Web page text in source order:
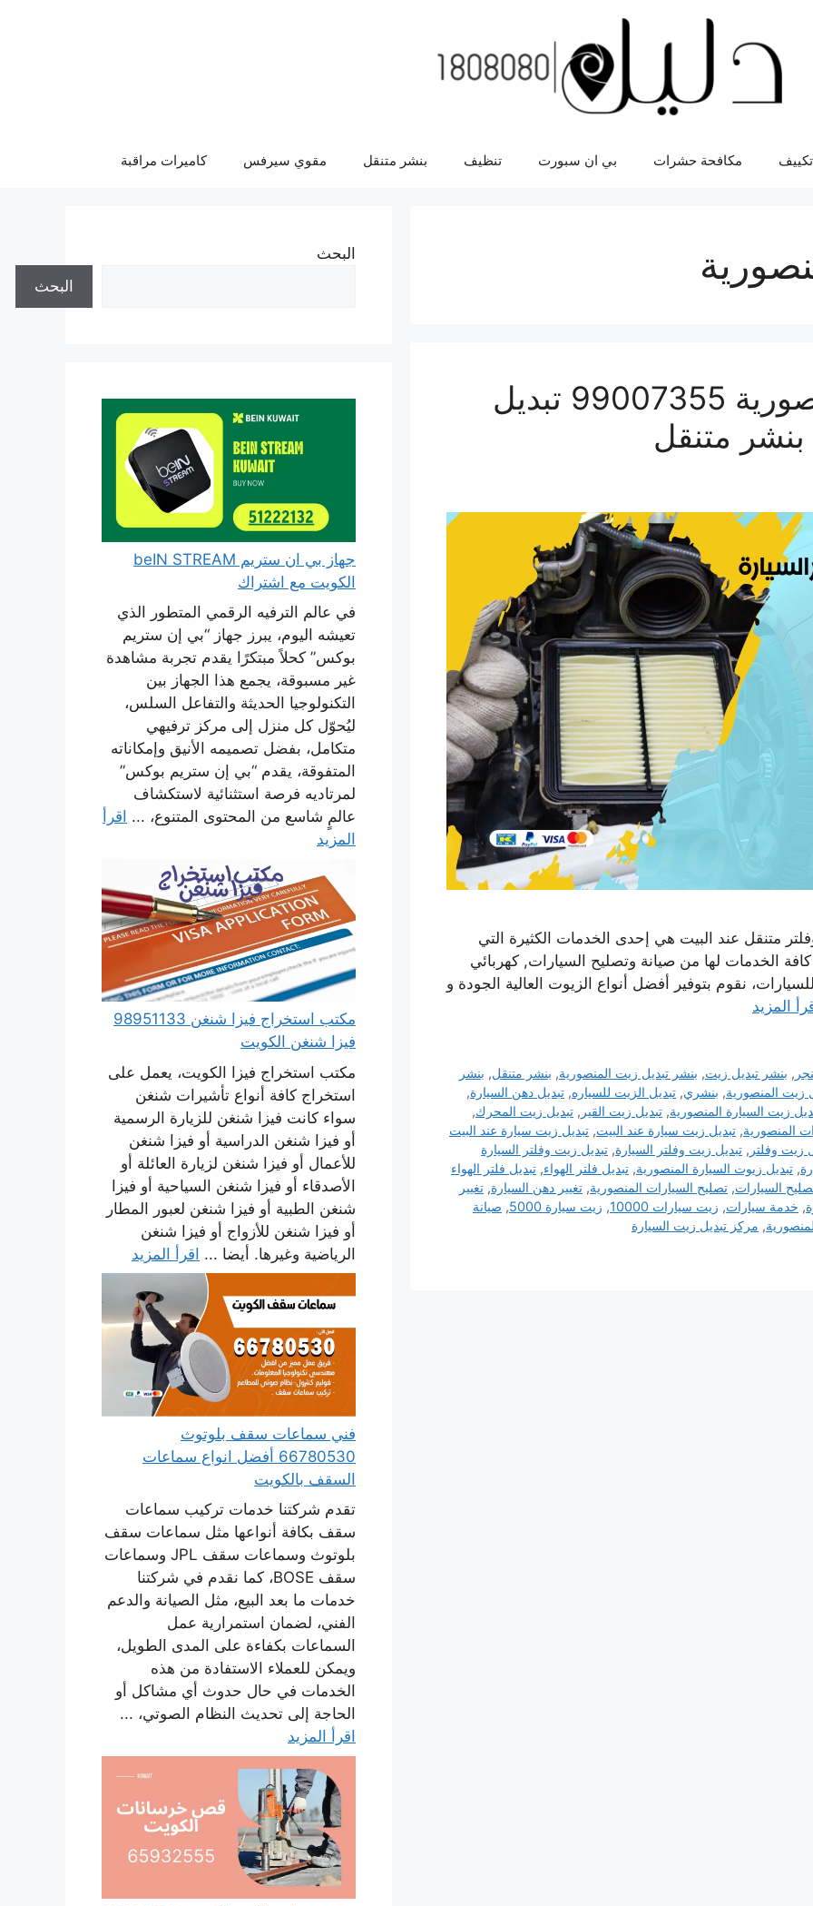
تكييف مكافحة حشرات بي ان سبورت تنظيف بنشر متنقل مقوي سيرفس كاميرات مراقبة
تبديل زيت السيارة المنصورية 99007355 تبديل
بنشر متنقل
متنقل عند البيت هي إحدى الخدمات الكثيرة التي
كافة الخدمات لها من صيانة وتصليح السيارات, كهربائي
نقوم بتوفير أفضل أنواع الزيوت العالية الجودة و
المزيد
, بنشر تبديل زيت, بنشر تبديل زيت المنصورية, بنشر متنقل, بنشر
زيت المنصورية, بنشري, تبديل الزيت للسياره, تبديل دهن السيارة,
زيت السيارة المنصورية, تبديل زيت القير , تبديل زيت المحرك,
المنصورية, تبديل زيت سيارة عند البيت, تبديل زيت سيارة عند البيت
زيت وفلتر , تبديل زيت وفلتر السيارة, تبديل زيت وفلتر السيارة
, تبديل زيوت السيارة المنصورية, تبديل فلتر الهواء, تبديل فلتر الهواء
السيارات, تصليح السيارات المنصورية, تغيير دهن السيارة, تغيير
, خدمة سيارات, زيت سيارات 10000 , زيت سيارة 5000 , صيانة
, مركز تبديل زيت السيارة
البحث
البحث
جهاز بي ان ستريم beIN STREAM
الكويت مع اشتراك
في عالم الترفيه الرقمي المتطور الذي
تعيشه اليوم، يبرز جهاز “بي إن ستريم
بوكس” كحلاً مبتكرًا يقدم تجربة مشاهدة
غير مسبوقة، يجمع هذا الجهاز بين
التكنولوجيا الحديثة والتفاعل السلس،
ليُحوّل كل منزل إلى مركز ترفيهي
متكامل، بفضل تصميمه الأنيق وإمكاناته
المتفوقة، يقدم “بي إن ستريم بوكس”
لمرتاديه فرصة استثنائية لاستكشاف
عالمٍ شاسع من المحتوى المتنوع، ... اقرأ
المزيد
مكتب استخراج فيزا شنغن 98951133
فيزا شنغن الكويت
مكتب استخراج فيزا الكويت، يعمل على
استخراج كافة أنواع تأشيرات شنغن
سواء كانت فيزا شنغن للزيارة الرسمية
أو فيزا شنغن الدراسية أو فيزا شنغن
للأعمال أو فيزا شنغن لزيارة العائلة أو
الأصدقاء أو فيزا شنغن السياحية أو فيزا
شنغن الطبية أو فيزا شنغن لعبور المطار
أو فيزا شنغن للأزواج أو فيزا شنغن
الرياضية وغيرها. أيضا ... اقرأ المزيد
فني سماعات سقف بلوتوث
66780530 أفضل انواع سماعات
السقف بالكويت
تقدم شركتنا خدمات تركيب سماعات
سقف بكافة أنواعها مثل سماعات سقف
بلوتوث وسماعات سقف JPL وسماعات
سقف BOSE، كما نقدم في شركتنا
خدمات ما بعد البيع، مثل الصيانة والدعم
الفني، لضمان استمرارية عمل
السماعات بكفاءة على المدى الطويل،
ويمكن للعملاء الاستفادة من هذه
الخدمات في حال حدوث أي مشاكل أو
الحاجة إلى تحديث النظام الصوتي، ...
اقرأ المزيد